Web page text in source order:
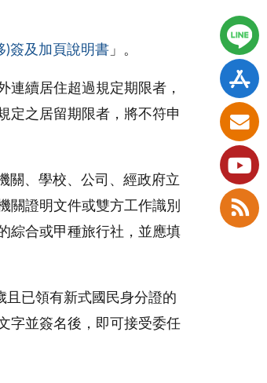
)簽及加頁說明書 」。
連續居住超過規定期限者，
定之居留期限者，將不符申
關、學校、公司、經政府立
關證明文件或雙方工作識別
綜合或甲種旅行社，並應填
且已領有新式國民身分證的
字並簽名後，即可接受委任